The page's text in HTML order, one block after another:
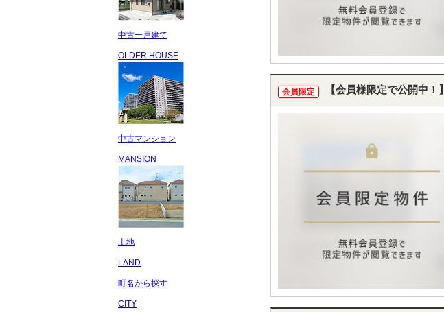
会員限定 【会員様限定で公開中！】
中古一戸建て
OLDER HOUSE
中古マンション
MANSION
土地
LAND
町名から探す
CITY